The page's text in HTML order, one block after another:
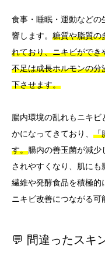
食事・睡眠・運動など
響します。 糖質や脂質の
れており、ニキビがで
不足は成長ホルモンの
下させます。
腸内環境の乱れもニキビ
かになってきており、 「
す。腸内の善玉菌が減少
されやすくなり、肌に
繊維や発酵食品を積極的
ニキビ改善につながる可
💬 間違ったスキ